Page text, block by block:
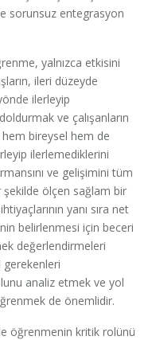
sorunsuz entegrasyon
yalnızca etkisini
ileri düzeyde
ilerleyip
ve çalışanların
bireysel hem de
ilerlemediklerini
ve gelişimini tüm
ölçen sağlam bir
yanı sıra net
belirlenmesi için beceri
değerlendirmeleri
analiz etmek ve yol
de önemlidir.
öğrenmenin kritik rolünü